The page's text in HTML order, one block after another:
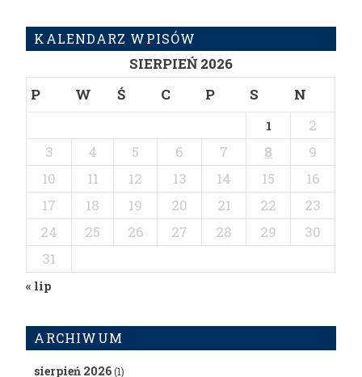
KALENDARZ WPISÓW
SIERPIEŃ 2026
P
W Ś C P S N
1
2
3
4 5 6 7 8
9
10
11 12 13 14 15
16
17
18 19 20 21 22
23
24
25 26 27 28 29
30
31
« lip
ARCHIWUM
sierpień 2026(1)